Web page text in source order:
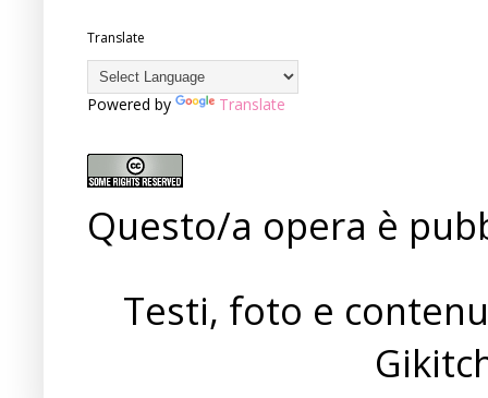
Translate
Powered by Translate
Questo/a opera è
Testi, foto e